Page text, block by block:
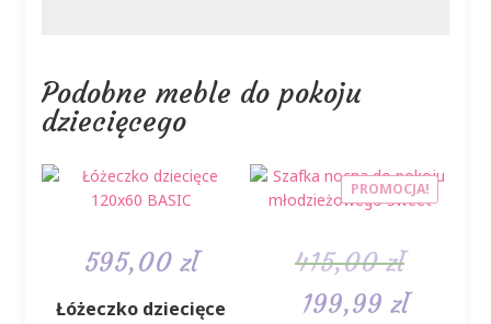
Podobne meble do pokoju
dziecięcego
595,00 zł
Łóżeczko dziecięce
415,00zł
Pierwotna
199,99złAktualna
PROMOCJA!